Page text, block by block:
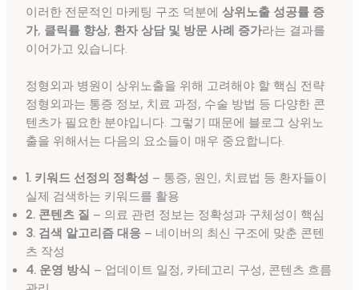
이러한 전문적인 마케팅 구조 덕분에 상위노출 성공률 증
가, 클릭률 향상, 환자 상담 및 방문 사례 증가라는 결과를
이어가고 있습니다.
정형외과 병원이 상위노출을 위해 고려해야 할 핵심 전략
정형외과는 통증 정보, 치료 과정, 수술 방법 등 다양한 콘
텐츠가 필요한 분야입니다. 그렇기 때문에 블로그 상위노
출을 위해서는 다음의 요소들이 매우 중요합니다.
1. 키워드 선정의 정확성 – 통증, 원인, 치료법 등 환자들이
실제 검색하는 키워드를 활용
2. 콘텐츠 질 – 의료 관련 정보는 정확성과 구체성이 핵심
3. 검색 알고리즘 대응– 네이버의 최신 구조에 맞춘 콘텐
츠 작성
4. 운영 방식 – 업데이트 일정, 카테고리 구성, 콘텐츠 흐름